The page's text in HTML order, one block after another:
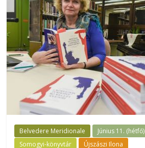
Belvedere Meridionale Június 11. (hétfő)
Somogyi-könyvtár
Újszászi Ilona